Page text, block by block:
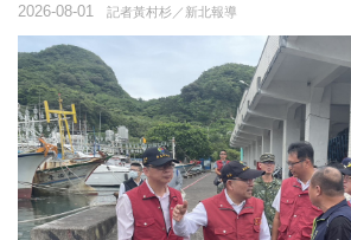
記者黃村杉／新北報導
2026-08-01